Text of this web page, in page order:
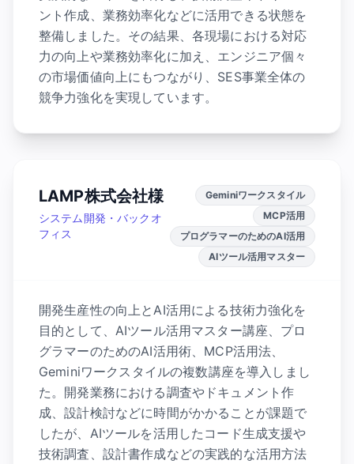
ント作成、業務効率化などに活用できる状態を
整備しました。その結果、各現場における対応
力の向上や業務効率化に加え、エンジニア個々
の市場価値向上にもつながり、SES事業全体の
競争力強化を実現しています。
LAMP株式会社様
システム開発・バックオ
フィス
Geminiワークスタイル
MCP活用
プログラマーのためのAI活用
AIツール活用マスター
開発生産性の向上とAI活用による技術力強化を
目的として、AIツール活用マスター講座、プロ
グラマーのためのAI活用術、MCP活用法、
Geminiワークスタイルの複数講座を導入しまし
た。開発業務における調査やドキュメント作
成、設計検討などに時間がかかることが課題で
したが、AIツールを活用したコード生成支援や
技術調査、設計書作成などの実践的な活用方法